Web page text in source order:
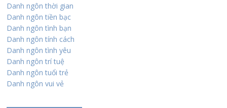
Danh ngôn thời gian
Danh ngôn tiền bạc
Danh ngôn tình bạn
Danh ngôn tính cách
Danh ngôn tình yêu
Danh ngôn trí tuệ
Danh ngôn tuổi trẻ
Danh ngôn vui vẻ